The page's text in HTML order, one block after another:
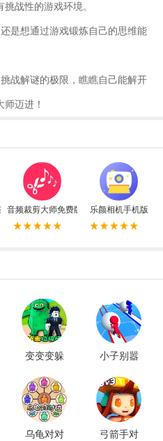
战性的游戏环境。
是想通过游戏锻炼自己的思维能
战解谜的极限，瞧瞧自己能解开
迈进！
拦截器最新版
音频裁剪大师免费版 乐颜相机手机版
变变变躲
小子别嚣
乌龟对对
弓箭手对